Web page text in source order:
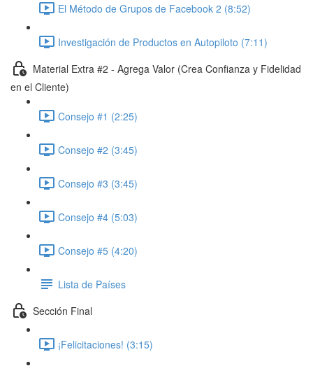
El Método de Grupos de Facebook 2 (8:52)
Investigación de Productos en Autopiloto (7:11)
Material Extra #2 - Agrega Valor (Crea Confianza y Fidelidad
en el Cliente)
Consejo #1 (2:25)
Consejo #2 (3:45)
Consejo #3 (3:45)
Consejo #4 (5:03)
Consejo #5 (4:20)
Lista de Países
Sección Final
¡Felicitaciones! (3:15)